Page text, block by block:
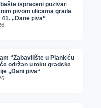
bašte ispraćeni pozivari
pivom ulicama grada
„Dane piva“
“Zabavilište u Plankiću
održan u toku gradske
„Dani piva“